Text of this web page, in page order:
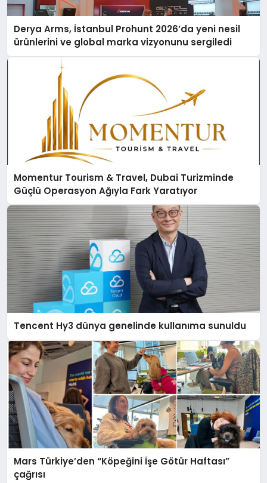
Derya Arms, İstanbul Prohunt 2026’da yeni nesil
ürünlerini ve global marka vizyonunu sergiledi
Momentur Tourism & Travel, Dubai Turizminde
Güçlü Operasyon Ağıyla Fark Yaratıyor
Tencent Hy3 dünya genelinde kullanıma sunuldu
Mars Türkiye’den “Köpeğini İşe Götür Haftası”
çağrısı